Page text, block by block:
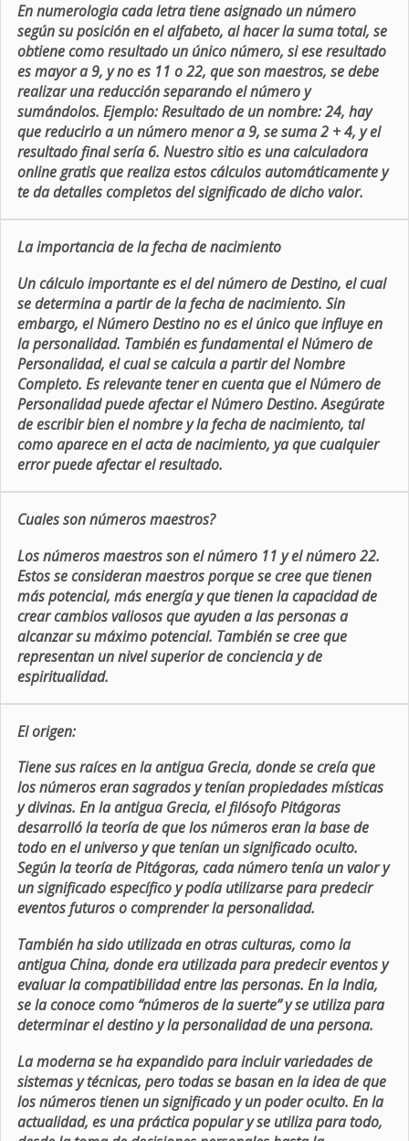
En numerologia cada letra tiene asignado un número
según su posición en el alfabeto, al hacer la suma total, se
obtiene como resultado un único número, si ese resultado
es mayor a 9, y no es 11 o 22, que son maestros, se debe
realizar una reducción separando el número y
sumándolos. Ejemplo: Resultado de un nombre: 24, hay
que reducirlo a un número menor a 9, se suma 2 + 4, y el
resultado final sería 6. Nuestro sitio es una calculadora
online gratis que realiza estos cálculos automáticamente y
te da detalles completos del significado de dicho valor.
La importancia de la fecha de nacimiento
Un cálculo importante es el del número de Destino, el cual
se determina a partir de la fecha de nacimiento. Sin
embargo, el Número Destino no es el único que influye en
la personalidad. También es fundamental el Número de
Personalidad, el cual se calcula a partir del Nombre
Completo. Es relevante tener en cuenta que el Número de
Personalidad puede afectar el Número Destino. Asegúrate
de escribir bien el nombre y la fecha de nacimiento, tal
como aparece en el acta de nacimiento, ya que cualquier
error puede afectar el resultado.
Cuales son números maestros?
Los números maestros son el número 11 y el número 22.
Estos se consideran maestros porque se cree que tienen
más potencial, más energía y que tienen la capacidad de
crear cambios valiosos que ayuden a las personas a
alcanzar su máximo potencial. También se cree que
representan un nivel superior de conciencia y de
espiritualidad.
El origen:
Tiene sus raíces en la antigua Grecia, donde se creía que
los números eran sagrados y tenían propiedades místicas
y divinas. En la antigua Grecia, el filósofo Pitágoras
desarrolló la teoría de que los números eran la base de
todo en el universo y que tenían un significado oculto.
Según la teoría de Pitágoras, cada número tenía un valor y
un significado específico y podía utilizarse para predecir
eventos futuros o comprender la personalidad.
También ha sido utilizada en otras culturas, como la
antigua China, donde era utilizada para predecir eventos y
evaluar la compatibilidad entre las personas. En la India,
se la conoce como “números de la suerte” y se utiliza para
determinar el destino y la personalidad de una persona.
La moderna se ha expandido para incluir variedades de
sistemas y técnicas, pero todas se basan en la idea de que
los números tienen un significado y un poder oculto. En la
actualidad, es una práctica popular y se utiliza para todo,